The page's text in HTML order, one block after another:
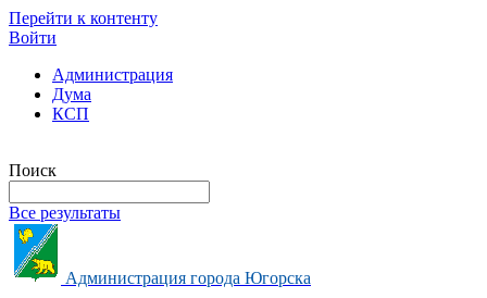
Перейти к контенту
Войти
Администрация
Дума
КСП
Поиск
Все результаты
Администрация города Югорска